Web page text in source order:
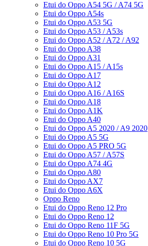
Etui do Oppo A54 5G / A74 5G
Etui do Oppo A54s
Etui do Oppo A53 5G
Etui do Oppo A53 / A53s
Etui do Oppo A52 / A72 / A92
Etui do Oppo A38
Etui do Oppo A31
Etui do Oppo A15 / A15s
Etui do Oppo A17
Etui do Oppo A12
Etui do Oppo A16 / A16S
Etui do Oppo A18
Etui do Oppo A1K
Etui do Oppo A40
Etui do Oppo A5 2020 / A9 2020
Etui do Oppo A5 5G
Etui do Oppo A5 PRO 5G
Etui do Oppo A57 / A57S
Etui do Oppo A74 4G
Etui do Oppo A80
Etui do Oppo AX7
Etui do Oppo A6X
Oppo Reno
Etui do Oppo Reno 12 Pro
Etui do Oppo Reno 12
Etui do Oppo Reno 11F 5G
Etui do Oppo Reno 10 Pro 5G
Etui do Oppo Reno 10 5G